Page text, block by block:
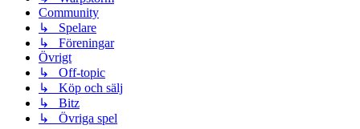
Community
↳ Spelare
↳ Föreningar
Övrigt
↳ Off-topic
↳ Köp och sälj
↳ Bitz
↳ Övriga spel